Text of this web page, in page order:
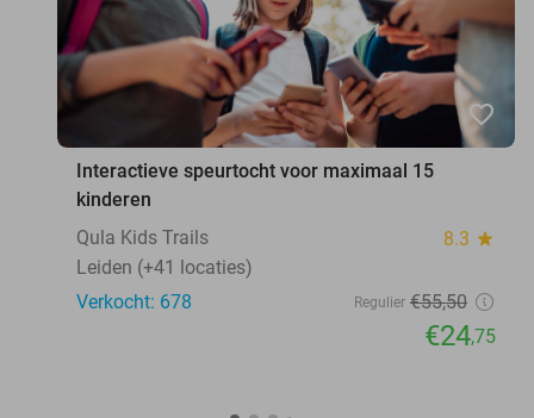
favorite_border
Interactieve speurtocht voor maximaal 15
kinderen
Qula Kids Trails
8.3 star
Leiden (+41 locaties)
Verkocht: 678
Regulier €55,50
€24,75